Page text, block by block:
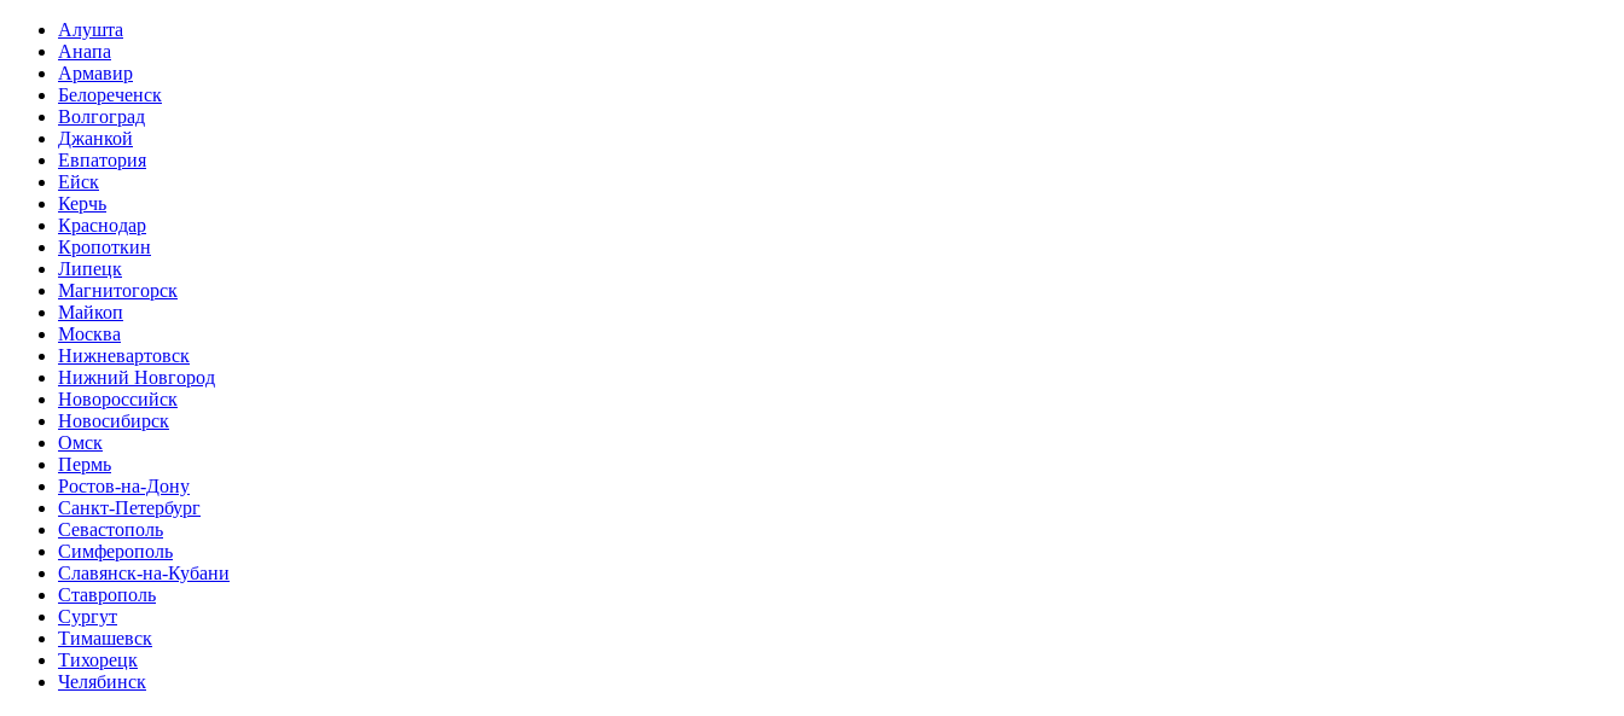
Алушта
Анапа
Армавир
Белореченск
Волгоград
Джанкой
Евпатория
Ейск
Керчь
Краснодар
Кропоткин
Липецк
Магнитогорск
Майкоп
Москва
Нижневартовск
Нижний Новгород
Новороссийск
Новосибирск
Омск
Пермь
Ростов-на-Дону
Санкт-Петербург
Севастополь
Симферополь
Славянск-на-Кубани
Ставрополь
Сургут
Тимашевск
Тихорецк
Челябинск